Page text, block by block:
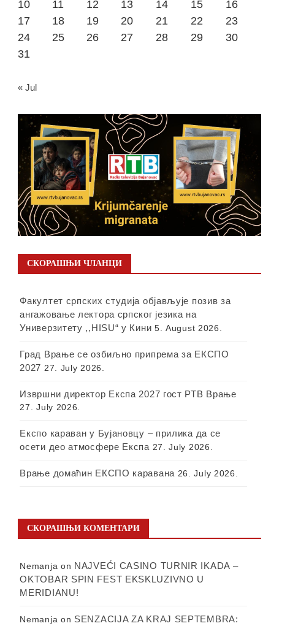
10
11 12 13 14 15
16
17
18 19 20 21 22
23
24
25 26 27 28 29
30
31
« Jul
СКОРАШЊИ ЧЛАНЦИ
Факултет српских студија објављује позив за
ангажовање лектора српског језика на
Универзитету ,,HISU“ у Кини 5. August 2026.
Град Врање се озбиљно припрема за ЕКСПО
2027 27. July 2026.
Извршни директор Експа 2027 гост РТВ Врање
27. July 2026.
Експо караван у Бујановцу – прилика да се
осети део атмосфере Експа 27. July 2026.
Врање домаћин ЕКСПО каравана 26. July 2026.
СКОРАШЊИ КОМЕНТАРИ
Nemanja on NAJVEĆI CASINO TURNIR IKADA –
OKTOBAR SPIN FEST EKSKLUZIVNO U
MERIDIANU!
Nemanja on SENZACIJA ZA KRAJ SEPTEMBRA: